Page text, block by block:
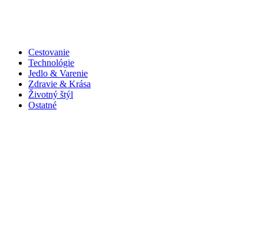
Cestovanie
Technológie
Jedlo & Varenie
Zdravie & Krása
Životný štýl
Ostatné